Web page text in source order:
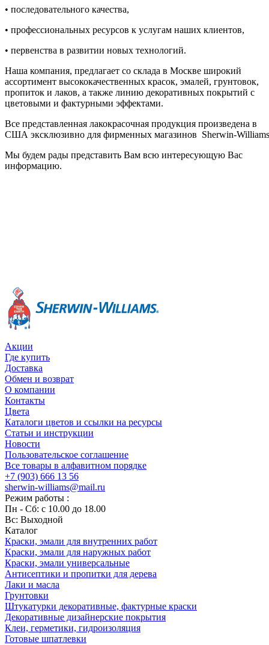
• последовательного качества,
• профессиональных ресурсов к услугам наших клиентов,
• первенства в развитии новых технологий.
Наша компания, предлагает со склада в Москве широкий
ассортимент высококачественных красок, эмалей, грунтовок,
пропиток и лаков, а также линию декоративных покрытий с
цветовыми и фактурными эффектами.
Все представленная лакокрасочная продукция произведена в
США эксклюзивно для фирменных магазинов Sherwin-
Мы будем рады представить Вам всю интересующую Вас
информацию.
Акции
Где купить
Доставка
Обмен и возврат
О компании
Контакты
Цвета
Каталоги цветов и ссылки на ресурсы
Статьи и инструкции
Новости
Пользовательское соглашение
Все товары в алфавитном порядке
+7 (903) 666 13 56
sherwin-williams@mail.ru
Режим работы :
Пн - Сб: с 10.00 до 18.00
Вс: Выходной
Каталог
Краски, эмали для внутренних работ
Краски, эмали для наружных работ
Краски, эмали универсальные
Антисептики и пропитки для дерева
Лаки и масла
Грунтовки
Штукатурки декоративные, фактурные краски
Декоративные дизайнерские покрытия
Клеи, герметики, гидроизоляция
Готовые шпатлевки